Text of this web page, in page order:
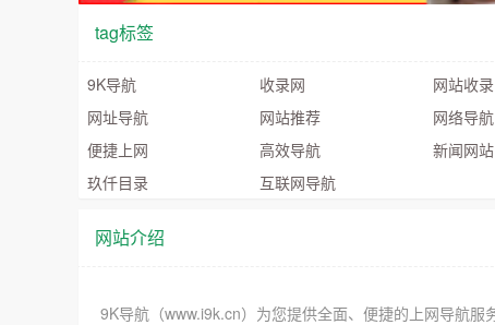
tag标签
9K导航 收录网 网站收录
网址导航
网站推荐 网络导航
便捷上网
高效导航 新闻网站
玖仟目录
互联网导航
网站介绍
9K导航（www.i9k.cn）为您提供全面、便捷的上网导航